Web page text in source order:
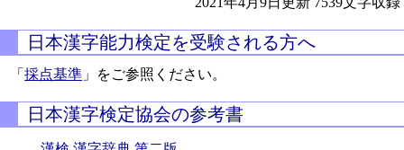
日本漢字能力検定を受験される方へ
「採点基準 」をご参照ください。
日本漢字検定協会の参考書